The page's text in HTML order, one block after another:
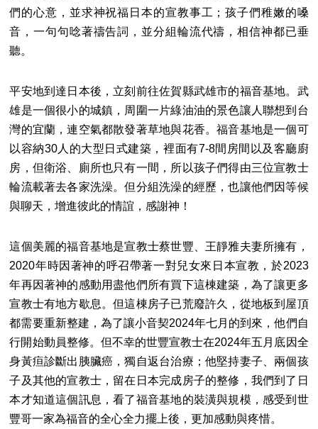
們的心意，並求神祝福日本的宣教事工；孩子們稚嫩的嗓
音，一句句唸著禱告詞，並分組輪流代禱，相信神都已垂
聽。
平安地到達日本後，立刻前往佐賀縣武雄市的福音基地。武
雄是一個很小的城鎮，周圍一片綠油油的景色讓人聯想到台
灣的宜蘭，連空氣都散發著草地與花香。福音基地是一個可
以容納30人的大型日式建築，裡面有7-8間房間以及客廳廚
房，但衛浴、廁所也只有一間，所以孩子們得由三位宣教士
輪流載著去各家洗澡。但分組洗澡的經歷，也讓他們因等候
與聊天，增進彼此的情誼，感謝神！
這個美麗的福音基地是宣教士蔡世豐、王靜雅夫妻所擁有，
2020年時因著神的呼召帶著一對兒女來日本宣教，於2023
年再因著神的感動用盡他們所有買下這棟建築，為了讓更多
宣教士有地方歇息。但這棟房子已荒廢許久，從地板到屋頂
都需要重新整建，為了讓小音契2024年七月的到來，他們自
行開始動員整修。但不幸的世豐宣教士在2024年五月底因全
身黃疸診斷出胰臟癌，獨自返台治療；他堅持妻子、兩個孩
子及其他的宣教士，留在日本完成房子的整修，我們到了日
本才知道這個訊息，看了福音基地的裝潢與規模，感受到世
豐哥一家為福音的全心全力擺上後，更加感動與疼惜。